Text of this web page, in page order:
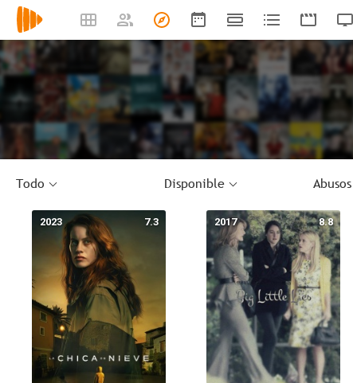
Todo Disponible
7.3
2023 8.8
2017